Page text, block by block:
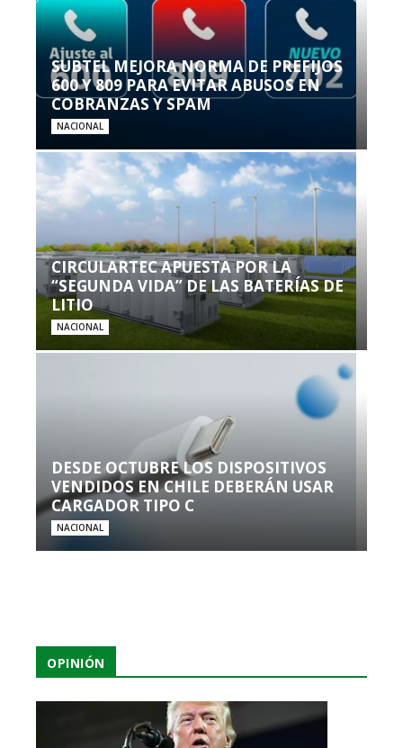
SUBTEL MEJORA NORMA DE PREFIJOS
600 Y 809 PARA EVITAR ABUSOS EN
COBRANZAS Y SPAM
NACIONAL
CIRCULARTEC APUESTA POR LA
“SEGUNDA VIDA” DE LAS BATERÍAS DE
LITIO
NACIONAL
DESDE OCTUBRE LOS DISPOSITIVOS
VENDIDOS EN CHILE DEBERÁN USAR
CARGADOR TIPO C
NACIONAL
OPINIÓN